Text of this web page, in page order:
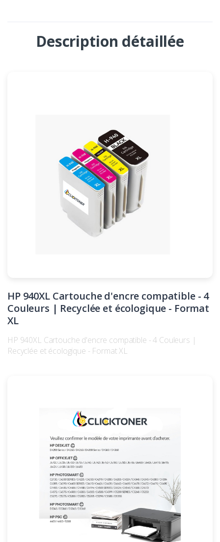
Description détaillée
HP 940XL Cartouche d'encre compatible - 4
Couleurs | Recyclée et écologique - Format
XL
HP 940XL Cartouche d'encre compatible - 4 Couleurs |
Recyclée et écologique - Format XL